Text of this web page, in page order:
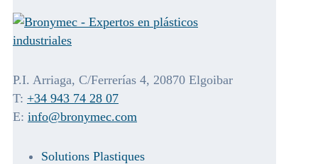
P.I. Arriaga, C/Ferrerías 4, 20870 Elgoibar
T: +34 943 74 28 07
E: info@bronymec.com
Solutions Plastiques